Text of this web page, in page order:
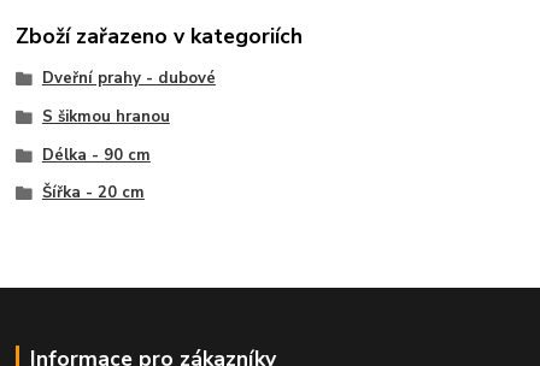
Zboží zařazeno v kategoriích
Dveřní prahy - dubové
S šikmou hranou
Délka - 90 cm
Šířka - 20 cm
Informace pro zákazníky